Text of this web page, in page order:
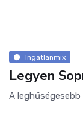
Ingatlanmix
Legyen
A